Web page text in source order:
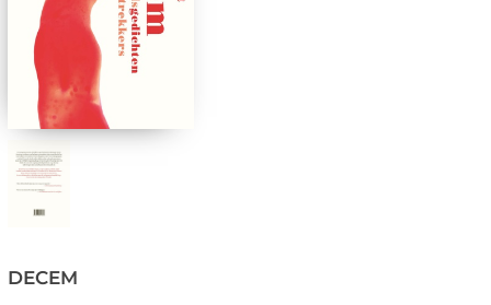
DECEM